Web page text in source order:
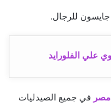
للرجال.
علي الفلورايد
في جميع الصيدليات